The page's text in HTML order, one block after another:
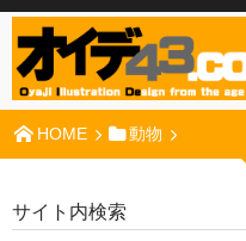
HOME 動物
サイト内検索